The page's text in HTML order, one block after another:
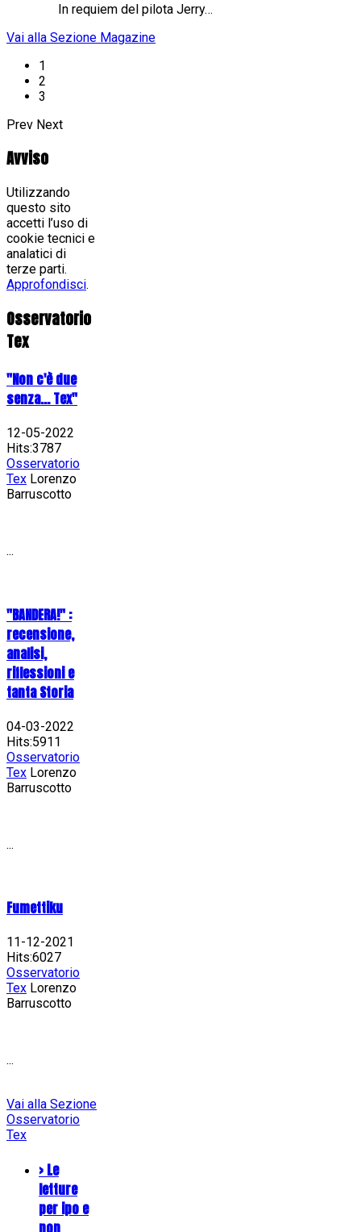
In requiem del pilota Jerry…
Vai alla Sezione Magazine
1
2
3
Prev Next
Avviso
Utilizzando
questo sito
accetti l’uso di
cookie tecnici e
analatici di
terze parti.
Approfondisci.
Osservatorio
Tex
"Non c'è due
senza... Tex"
12-05-2022
Hits:3787
Osservatorio
Tex Lorenzo
Barruscotto
...
"BANDERA!" :
recensione,
analisi,
riflessioni e
tanta Storia
04-03-2022
Hits:5911
Osservatorio
Tex Lorenzo
Barruscotto
...
Fumettiku
11-12-2021
Hits:6027
Osservatorio
Tex Lorenzo
Barruscotto
...
Vai alla Sezione
Osservatorio
Tex
> Le
letture
per ipo e
non